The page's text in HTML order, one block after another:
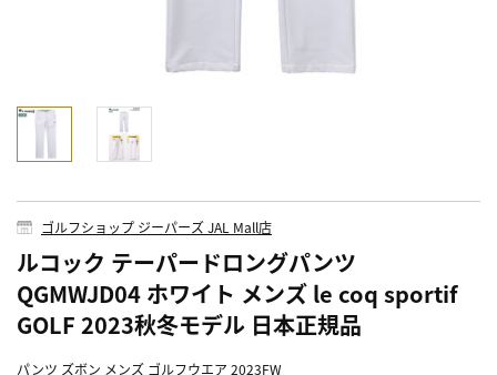
ゴルフショップ ジーパーズ JAL Mall店
ルコック テーパードロングパンツ
QGMWJD04 ホワイト メンズ le coq sportif
GOLF 2023秋冬モデル 日本正規品
パンツ ズボン メンズ ゴルフウエア 2023FW